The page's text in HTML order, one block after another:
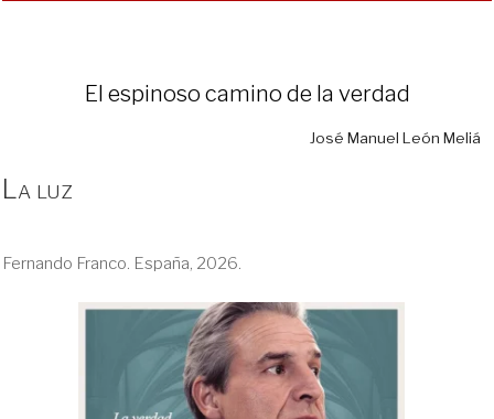
El espinoso camino de la verdad
José Manuel León Meliá
La luz
Fernando Franco. España, 2026.